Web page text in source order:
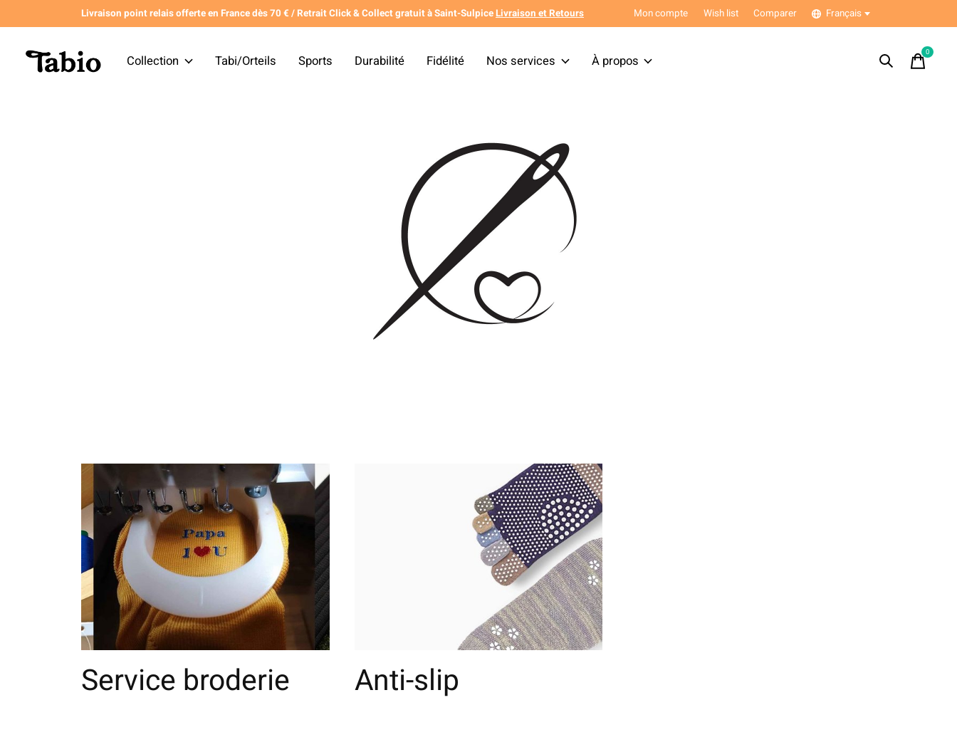
Livraison point relais offerte en France dès 70 € / Retrait Click & Collect gratuit à Saint-SulpiceLivraison et Retours Mon compte Wish list Comparer Français
Collection Tabi/Orteils Sports Durabilité Fidélité Nos services À propos
0items
Service broderie Anti-slip